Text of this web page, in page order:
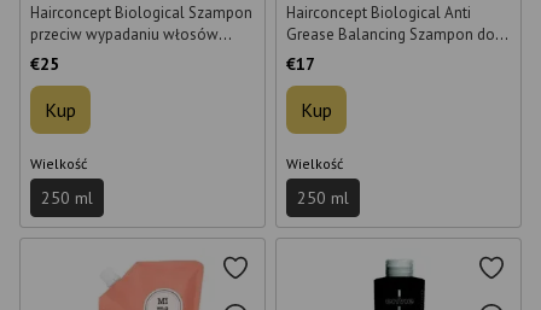
Hairconcept Biological Szampon
przeciw wypadaniu włosów
przeciw wypadaniu włosów 250
€25
Kup
Wielkość
250 ml
Hairconcept Biological Anti
Grease Balancing Szampon do
tłustej skóry głowy 250 ml
€17
Kup
Wielkość
250 ml